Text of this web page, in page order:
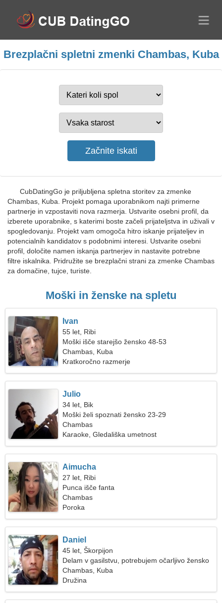
Brezplačni spletni zmenki Chambas, Kuba
CubDatingGo je priljubljena spletna storitev za zmenke
Chambas, Kuba. Projekt pomaga uporabnikom najti primerne
partnerje in vzpostaviti nova razmerja. Ustvarite osebni profil, da
izberete uporabnike, s katerimi boste začeli prijateljstva in uživali v
spogledovanju. Projekt vam omogoča hitro iskanje prijateljev in
potencialnih kandidatov s podobnimi interesi. Ustvarite osebni
profil, določite namen iskanja partnerjev in nastavite potrebne
filtre iskalnika. Pridružite se brezplačni strani za zmenke Chambas
za domačine, tujce, turiste.
Moški in ženske na spletu
Ivan
55 let, Ribi
Moški išče starejšo žensko 48-53
Chambas, Kuba
Kratkoročno razmerje
Julio
34 let, Bik
Moški želi spoznati žensko 23-29
Chambas
Karaoke, Gledališka umetnost
Aimucha
27 let, Ribi
Punca išče fanta
Chambas
Poroka
Daniel
45 let, Škorpijon
Delam v gasilstvu, potrebujem očarljivo žensko
Chambas, Kuba
Družina